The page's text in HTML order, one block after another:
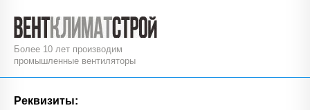
Более 10 лет производим
промышленные вентиляторы
Реквизиты: